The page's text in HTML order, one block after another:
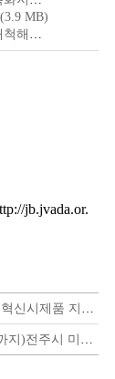
(3.9 MB)
고.jpg
jb.jvada.or.